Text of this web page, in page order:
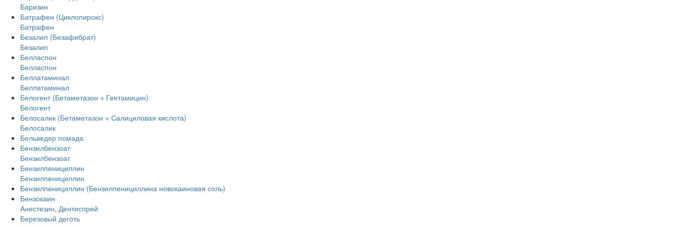
Баризин
Батрафен (Циклопирокс)
Батрафен
Безалип (Безафибрат)
Безалип
Белласпон
Белласпон
Беллатаминал
Беллатаминал
Белогент (Бетаметазон + Гентамицин)
Белогент
Белосалик (Бетаметазон + Салициловая кислота)
Белосалик
Бельведер помада
Бензилбензоат
Бензилбензоат
Бензилпенициллин
Бензилпенициллин
Бензилпенициллин (Бензилпенициллина новокаиновая соль)
Бензокаин
Анестезин, Дентиспрей
Березовый деготь